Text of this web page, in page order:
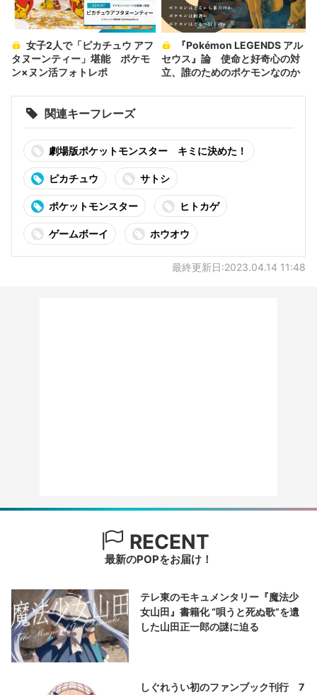
タヌーンティー」堪能 ポケモ
ン×ヌン活フォトレポ
セウス』論 使命と好奇心の対
立、誰のためのポケモンなのか
関連キーフレーズ
劇場版ポケットモンスター キミに決めた！
ピカチュウ サトシ
ポケットモンスター ヒトカゲ
ゲームボーイ ホウオウ
最終更新日:2023.04.14 11:48
RECENT
最新のPOPをお届け！
テレ東のモキュメンタリー『魔法少
女山田』書籍化 “唄うと死ぬ歌”を遺
した山田正一郎の謎に迫る
しぐれうい初のファンブック刊行 7